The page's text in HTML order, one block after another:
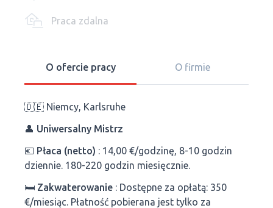
Praca zdalna
O ofercie pracy O firmie
🇩🇪 Niemcy, Karlsruhe
👤 Uniwersalny Mistrz
💶 Płaca (netto) : 14,00 €/godzinę, 8-10 godzin
dziennie. 180-220 godzin miesięcznie.
🛏 Zakwaterowanie : Dostępne za opłatą: 350
€/miesiąc. Płatność pobierana jest tylko za